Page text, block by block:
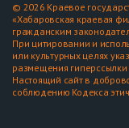
© 2026 Краевое
«Хабаровская краевая
гражданским
При цитировании и
или культурных целях
размещения
Настоящий сайт в
соблюдению Кодекса